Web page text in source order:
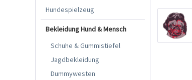
Hundespielzeug
Bekleidung Hund & Mensch
Schuhe & Gummistiefel
Jagdbekleidung
Dummywesten